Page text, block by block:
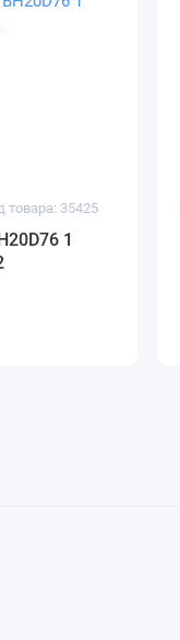
товара: 35425
1